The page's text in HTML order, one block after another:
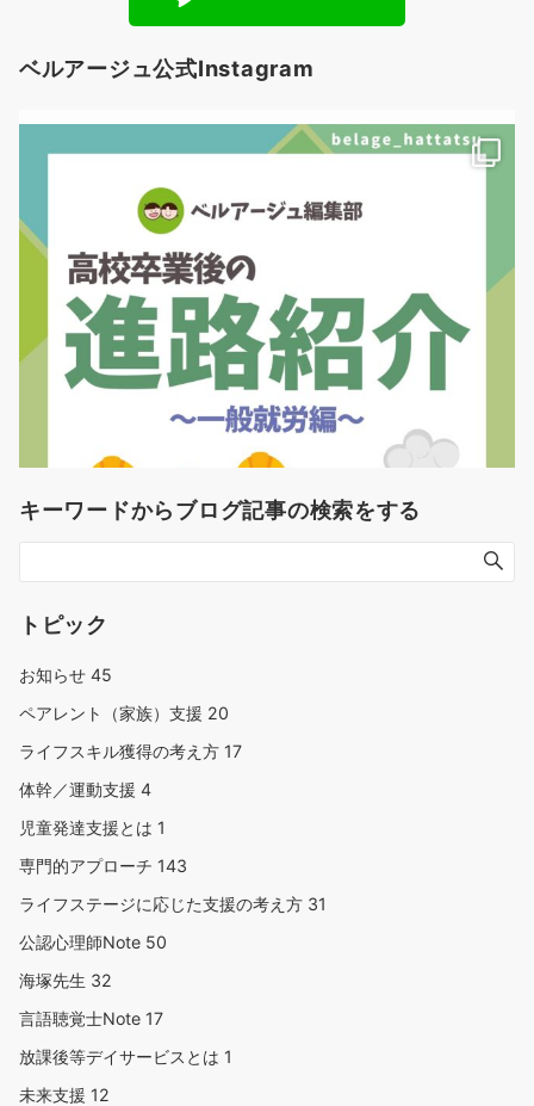
ベルアージュ公式Instagram
キーワードからブログ記事の検索をする
トピック
お知らせ 45
ペアレント（家族）支援 20
ライフスキル獲得の考え方 17
体幹／運動支援 4
児童発達支援とは 1
専門的アプローチ 143
ライフステージに応じた支援の考え方 31
公認心理師Note 50
海塚先生 32
言語聴覚士Note 17
放課後等デイサービスとは 1
未来支援 12